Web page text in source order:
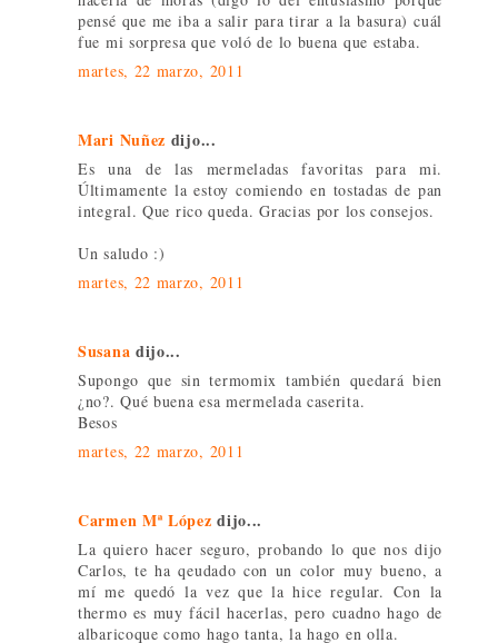
pensé que me iba a salir para tirar a la basura) cuál
fue mi sorpresa que voló de lo buena que estaba.
martes, 22 marzo, 2011
Mari Nuñez dijo...
Es una de las mermeladas favoritas para mi.
Últimamente la estoy comiendo en tostadas de pan
integral. Que rico queda. Gracias por los consejos.
Un saludo :)
martes, 22 marzo, 2011
Susana dijo...
Supongo que sin termomix también quedará bien
¿no?. Qué buena esa mermelada caserita.
Besos
martes, 22 marzo, 2011
Carmen Mª López dijo...
La quiero hacer seguro, probando lo que nos dijo
Carlos, te ha qeudado con un color muy bueno, a
mí me quedó la vez que la hice regular. Con la
thermo es muy fácil hacerlas, pero cuadno hago de
albaricoque como hago tanta, la hago en olla.